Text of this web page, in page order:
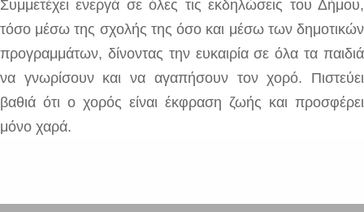
Συμμετέχει ενεργά σε όλες τις εκδηλώσεις του Δήμου,
τόσο μέσω της σχολής της όσο και μέσω των δημοτικών
προγραμμάτων, δίνοντας την ευκαιρία σε όλα τα παιδιά
να γνωρίσουν και να αγαπήσουν τον χορό. Πιστεύει
βαθιά ότι ο χορός είναι έκφραση ζωής και προσφέρει
μόνο χαρά.